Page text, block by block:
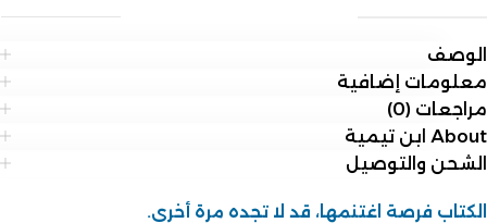
الوصف
معلومات إضافية
مراجعات (0)
About ابن تيمية
الشحن والتوصيل
الكتاب فرصة اغتنمها، قد لا تجده مرة أخرى.